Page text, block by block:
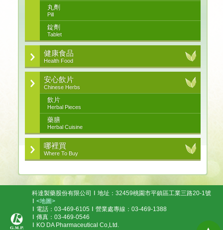
丸劑
Pill
錠劑
Tablet
健康食品
Health Food
安心飲片
Chinese Herbs
飲片
Herbal Pieces
藥膳
Herbal Cuisine
哪裡買
Where To Buy
科達製藥股份有限公司
地址：32459桃園市平鎮區工業三路20-1號
<地圖>
電話：03-469-6105
營業處專線：03-469-1388
傳真：03-469-0546
KO DA Pharmaceutical Co,Ltd.